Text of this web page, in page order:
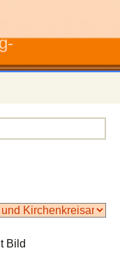
Bild